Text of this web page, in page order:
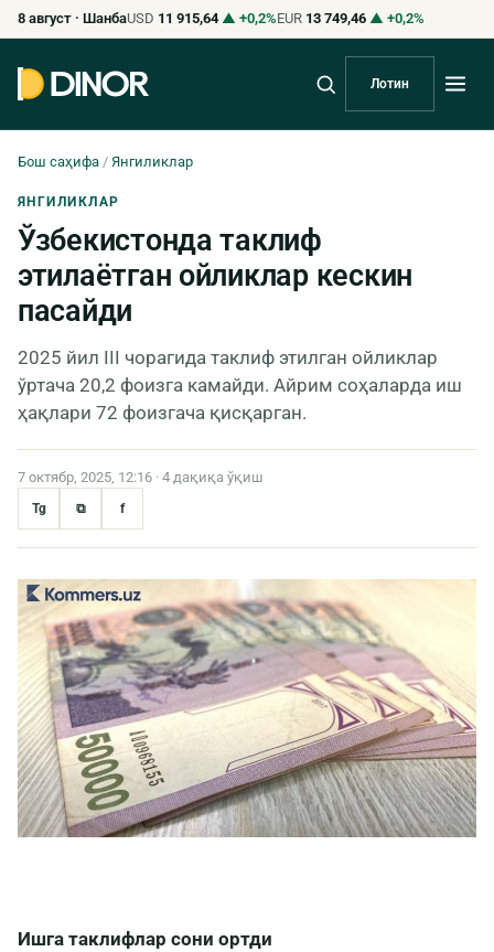
8 август · ШанбаUSD 11 915,64 ▲ +0,2%EUR 13 749,46 ▲ +0,2%
Лотин
Бош саҳифа / Янгиликлар
ЯНГИЛИКЛАР
Ўзбекистонда таклиф
этилаётган ойликлар кескин
пасайди
2025 йил III чорагида таклиф этилган ойликлар
ўртача 20,2 фоизга камайди. Айрим соҳаларда иш
ҳақлари 72 фоизгача қисқарган.
7 октябр, 2025, 12:16 · 4 дақиқа ўқиш
Tg ⧉ f
Ишга таклифлар сони ортди